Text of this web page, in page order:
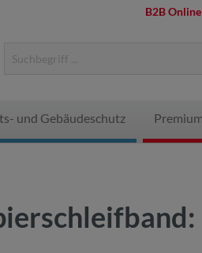
B2B
und Gebäudeschutz